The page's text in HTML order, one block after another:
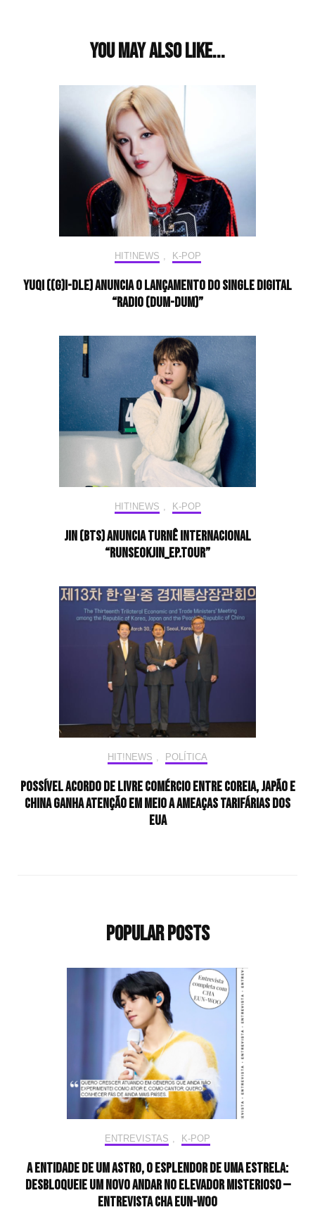
You may also like...
HIT!NEWS , K-POP
YUQI ((G)I-DLE) anuncia o lançamento do single digital
“Radio (Dum-Dum)”
HIT!NEWS , K-POP
Jin (BTS) anuncia turnê internacional
“RUNSEOKJIN_EP.TOUR”
HIT!NEWS , POLÍTICA
Possível acordo de livre comércio entre Coreia, Japão e
China ganha atenção em meio a ameaças tarifárias dos
EUA
Popular Posts
ENTREVISTAS , K-POP
A entidade de um astro, o esplendor de uma estrela:
desbloqueie um novo andar no elevador misterioso —
Entrevista CHA EUN-WOO